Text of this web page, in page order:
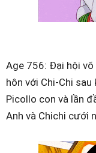
Age 756: Đại hội
hôn với Chi-Chi sau
Picollo con và lần
Anh và Chichi cưới